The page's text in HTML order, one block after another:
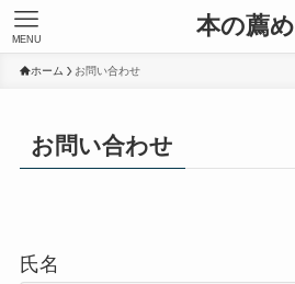
本の薦め
MENU
ホーム お問い合わせ
お問い合わせ
氏名